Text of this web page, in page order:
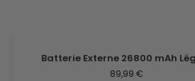
Batterie Externe 26800 mAh
89,99€